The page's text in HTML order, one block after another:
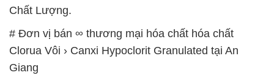
Chất Lượng.
# Đơn vị bán ∞ thương mại hóa chất hóa chất
Clorua Vôi › Canxi Hypoclorit Granulated tại An
Giang